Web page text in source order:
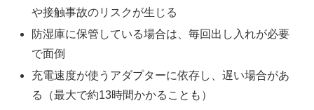
や接触事故のリスクが生じる
防湿庫に保管している場合は、毎回出し入れが必要
で面倒
充電速度が使うアダプターに依存し、遅い場合があ
る（最大で約13時間かかることも）